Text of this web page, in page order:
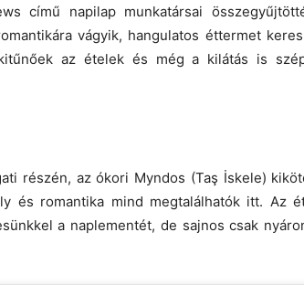
című napilap munkatársai
vágyik, hangulatos éttermet
az ételek és még a kilátás is
részén, az ókori Myndos (Taş İskele)
és romantika mind megtalálhatók itt. Az
a naplementét, de sajnos csak